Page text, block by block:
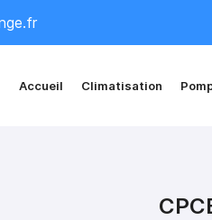
Accueil Climatisation